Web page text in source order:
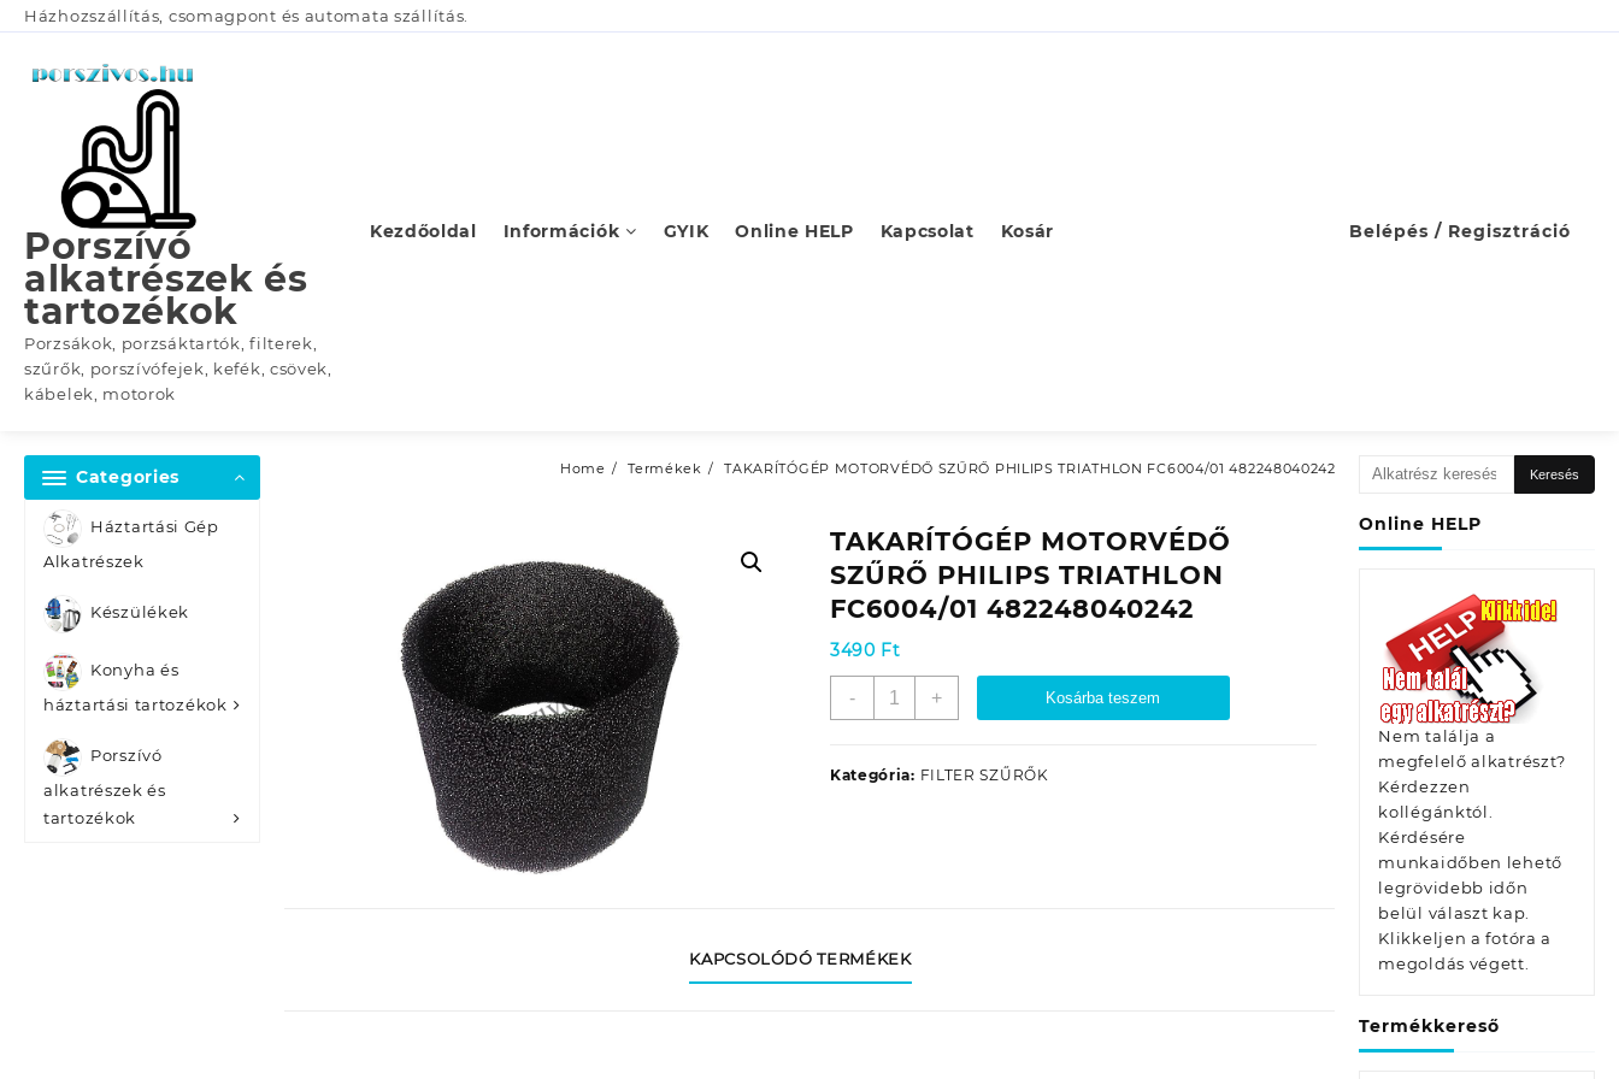
Skip
to
Házhozszállítás, csomagpont és automata szállítás.
Porszívó
alkatrészek és
tartozékok
Porzsákok, porzsáktartók, filterek,
szűrők, porszívófejek, kefék, csövek,
kábelek, motorok
Kezdőoldal Információk GYIK Online HELP Kapcsolat Kosár Belépés / Regisztráció
Categories
Háztartási Gép
Alkatrészek
Készülékek
Konyha és
háztartási tartozékok
Porszívó
alkatrészek és
tartozékok
Home Termékek TAKARÍTÓGÉP MOTORVÉDŐ SZŰRŐ PHILIPS TRIATHLON FC6004/01 482248040242
TAKARÍTÓGÉP MOTORVÉDŐ
SZŰRŐ PHILIPS TRIATHLON
FC6004/01 482248040242
3490 Ft
-
TAKARÍTÓGÉP
PHILIPS
TRIATHLON
+ Kosárba teszem
Kategória: FILTER SZŰRŐK
KAPCSOLÓDÓ TERMÉKEK
Keresés
következőre:
Keresés
Online HELP
Nem találja a
megfelelő alkatrészt?
Kérdezzen
kollégánktól.
Kérdésére
munkaidőben lehető
legrövidebb időn
belül választ kap.
Klikkeljen a fotóra a
megoldás végett.
Termékkereső